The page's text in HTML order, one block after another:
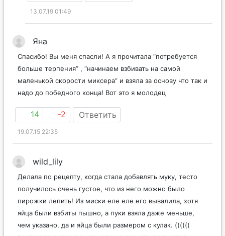
13.07.19 01:49
Яна
Спасибо! Вы меня спасли! А я прочитала “потребуется
больше терпения” , “начинаем взбивать на самой
маленькой скорости миксера” и взяла за основу что так и
надо до победного конца! Вот это я молодец
14 -2 Ответить
19.07.15 22:35
wild_lily
Делала по рецепту, когда стала добавлять муку, тесто
получилось очень густое, что из него можно было
пирожки лепить! Из миски еле еле его вывалила, хотя
яйца были взбиты пышно, а пуки взяла даже меньше,
чем указано, да и яйца были размером с кулак. ((((((